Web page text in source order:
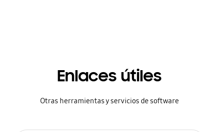
Enlaces útiles
Otras herramientas y servicios de software